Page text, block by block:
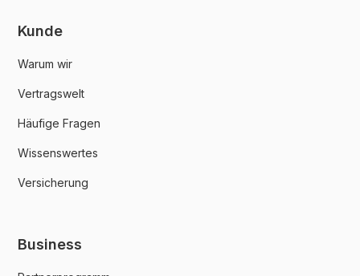
Kunde
Warum wir
Vertragswelt
Häufige Fragen
Wissenswertes
Versicherung
Business